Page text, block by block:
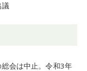
議
会は中止。令和3年